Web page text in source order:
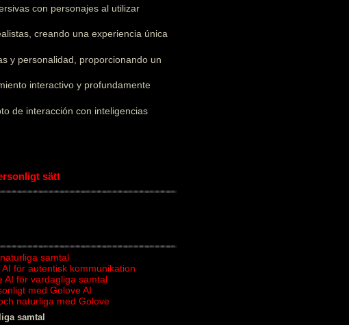
con personajes al utilizar
creando una experiencia única
y personalidad, proporcionando un
interactivo y profundamente
de interacción con inteligencias
sätt
samtal
för autentisk kommunikation
AI för vardagliga samtal
med Golove AI
naturliga med Golove
samtal